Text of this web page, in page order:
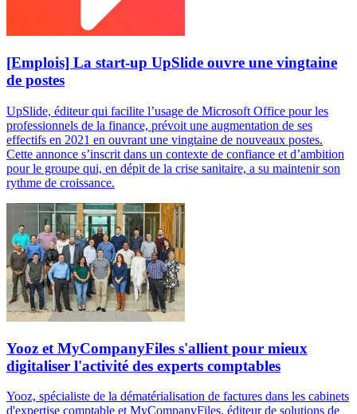
[Emplois] La start-up UpSlide ouvre une vingtaine
de postes
UpSlide, éditeur qui facilite l’usage de Microsoft Office pour les
professionnels de la finance, prévoit une augmentation de ses
effectifs en 2021 en ouvrant une vingtaine de nouveaux postes.
Cette annonce s’inscrit dans un contexte de confiance et d’ambition
pour le groupe qui, en dépit de la crise sanitaire, a su maintenir son
rythme de croissance.
Yooz et MyCompanyFiles s'allient pour mieux
digitaliser l'activité des experts comptables
Yooz, spécialiste de la dématérialisation de factures dans les cabinets
d'expertise comptable et MyCompanyFiles, éditeur de solutions de